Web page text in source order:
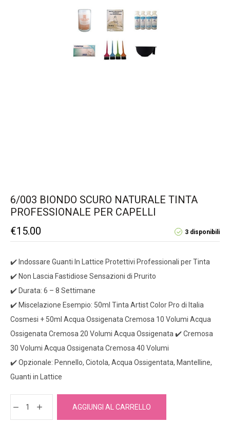
6/003 BIONDO SCURO NATURALE TINTA
PROFESSIONALE PER CAPELLI
3 disponibili
€15.00
✔️ Indossare Guanti In Lattice Protettivi Professionali per Tinta
✔️ Non Lascia Fastidiose Sensazioni di Prurito
✔️ Durata: 6 – 8 Settimane
✔️ Miscelazione Esempio: 50ml Tinta Artist Color Pro di Italia
Cosmesi + 50ml Acqua Ossigenata Cremosa 10 Volumi Acqua
Ossigenata Cremosa 20 Volumi Acqua Ossigenata ✔️ Cremosa
30 Volumi Acqua Ossigenata Cremosa 40 Volumi
✔️ Opzionale: Pennello, Ciotola, Acqua Ossigentata, Mantelline,
Guanti in Lattice
AGGIUNGI AL CARRELLO